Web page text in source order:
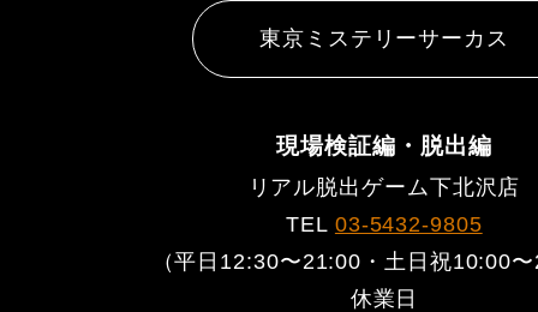
東京ミステリーサーカス
現場検証編・脱出編
リアル脱出ゲーム下北沢店
TEL 03-5432-9805
（平日12:30〜21:00・土日祝10:00
休業日